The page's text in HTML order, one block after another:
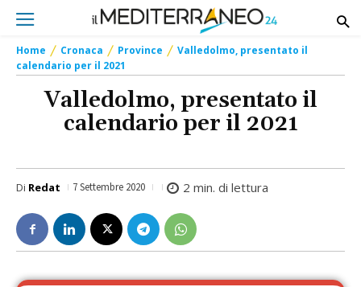
Home Cronaca Province
Valledolmo, presentato il
calendario per il 2021
Valledolmo, presentato il
calendario per il 2021
Di Redat 7 Settembre 2020 2 min. di lettura